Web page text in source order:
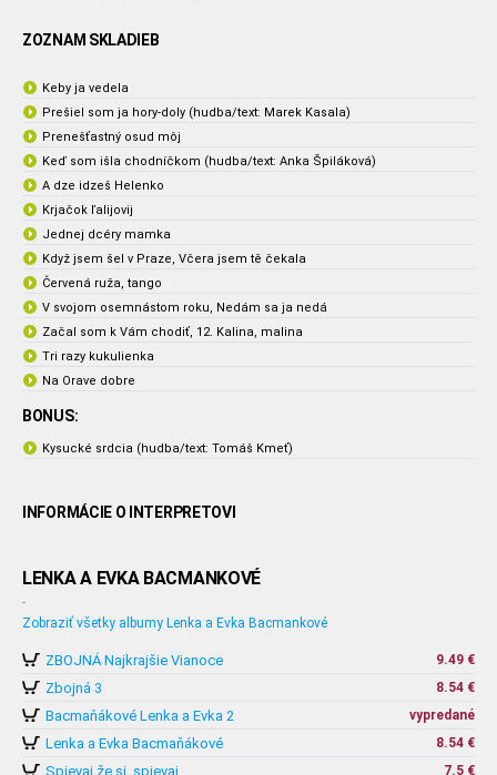
ZOZNAM SKLADIEB
Keby ja vedela
Prešiel som ja hory-doly (hudba/text: Marek Kasala)
Prenešťastný osud môj
Keď som išla chodníčkom (hudba/text: Anka Špiláková)
A dze idzeš Helenko
Krjačok ľalijovij
Jednej dcéry mamka
Když jsem šel v Praze, Včera jsem tě čekala
Červená ruža, tango
V svojom osemnástom roku, Nedám sa ja nedá
Začal som k Vám chodiť, 12. Kalina, malina
Tri razy kukulienka
Na Orave dobre
BONUS:
Kysucké srdcia (hudba/text: Tomáš Kmeť)
INFORMÁCIE O INTERPRETOVI
LENKA A EVKA BACMANKOVÉ
-
Zobraziť všetky albumy Lenka a Evka Bacmankové
ZBOJNÁ Najkrajšie Vianoce 9.49 €
Zbojná 3 8.54 €
Bacmaňákové Lenka a Evka 2 vypredané
Lenka a Evka Bacmaňákové 8.54 €
Spievaj že si, spievaj 7.5 €